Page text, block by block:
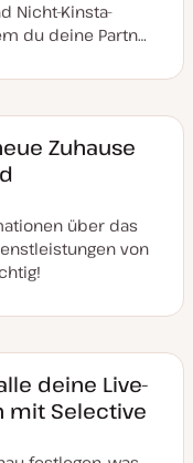
Nicht-Kinsta-
du deine Partn…
Zuhause
über das
von
deine Live-
mit Selective